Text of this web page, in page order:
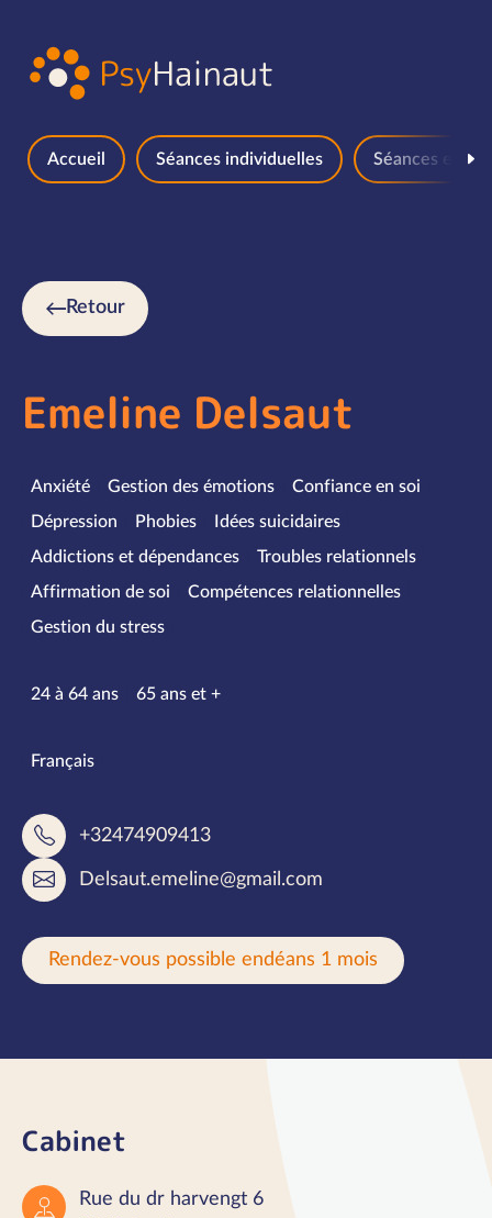
Accueil Séances individuelles Séances en
Retour
Emeline Delsaut
Spécialités
Anxiété Gestion des émotions
Confiance en soi
Dépression
Phobies
Idées suicidaires
Addictions et dépendances
Troubles relationnels
Affirmation de soi
Compétences relationnelles
Gestion du stress
Tranches d’âge
24 à 64 ans 65 ans et +
Langues parlées
Français
+32474909413
Delsaut.emeline@gmail.com
Rendez-vous possible endéans 1 mois
Cabinet
Rue du dr harvengt 6